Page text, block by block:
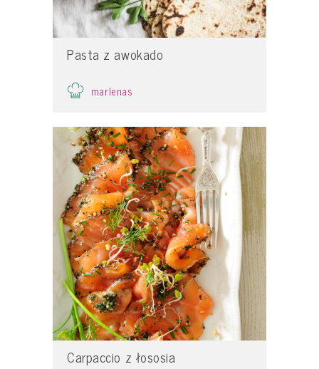
Pasta z awokado
marlenas
Carpaccio z łososia